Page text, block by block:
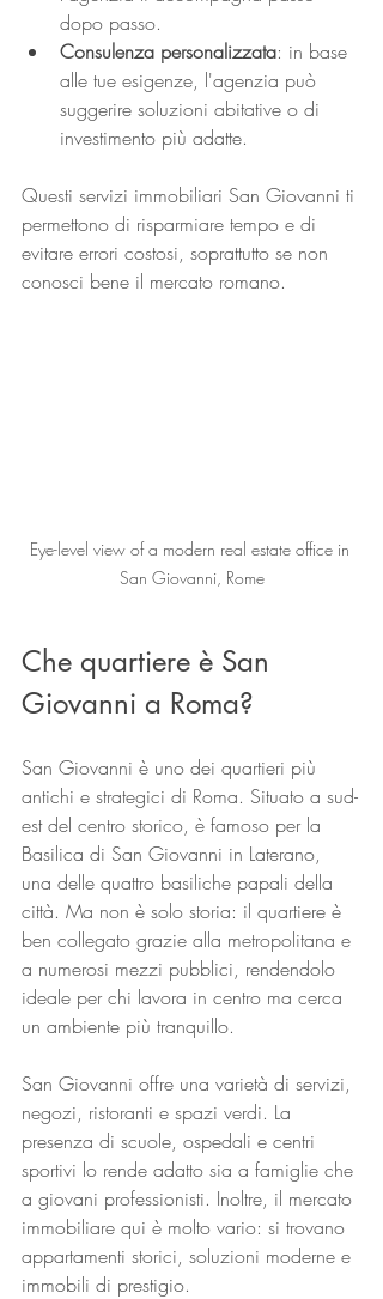
dopo passo.
Consulenza personalizzata: in base
alle tue esigenze, l'agenzia può
suggerire soluzioni abitative o di
investimento più adatte.
Questi servizi immobiliari San Giovanni ti
permettono di risparmiare tempo e di
evitare errori costosi, soprattutto se non
conosci bene il mercato romano.
Eye-level view of a modern real estate office in
San Giovanni, Rome
Che quartiere è San
Giovanni a Roma?
San Giovanni è uno dei quartieri più
antichi e strategici di Roma. Situato a sud-
est del centro storico, è famoso per la
Basilica di San Giovanni in Laterano,
una delle quattro basiliche papali della
città. Ma non è solo storia: il quartiere è
ben collegato grazie alla metropolitana e
a numerosi mezzi pubblici, rendendolo
ideale per chi lavora in centro ma cerca
un ambiente più tranquillo.
San Giovanni offre una varietà di servizi,
negozi, ristoranti e spazi verdi. La
presenza di scuole, ospedali e centri
sportivi lo rende adatto sia a famiglie che
a giovani professionisti. Inoltre, il mercato
immobiliare qui è molto vario: si trovano
appartamenti storici, soluzioni moderne e
immobili di prestigio.